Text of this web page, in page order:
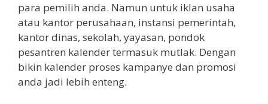
para pemilih anda. Namun untuk iklan usaha
atau kantor perusahaan, instansi pemerintah,
kantor dinas, sekolah, yayasan, pondok
pesantren kalender termasuk mutlak. Dengan
bikin kalender proses kampanye dan promosi
anda jadi lebih enteng.